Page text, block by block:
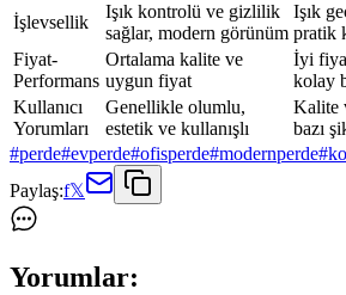
İşlevsellik
Işık kontrolü ve gizlilik
sağlar, modern görünüm
Işık
pratik
Fiyat-
Performans
Ortalama kalite ve
uygun fiyat
İyi
kolay
Kullanıcı
Yorumları
Genellikle olumlu,
estetik ve kullanışlı
Kalite
bazı
#perde#evperde#ofisperde#modernperde#
Paylaş:f𝕏
Yorumlar: